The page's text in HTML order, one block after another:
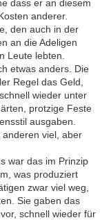
dass er an diesem
anderer.
den auch in der
an die Adeligen
Leute lebten.
etwas anders. Die
Regel das Geld,
wieder unter
protzige Feste
ausgaben.
viel, aber
war das im Prinzip
was produziert
zwar viel weg,
Sie gaben das
schnell wieder für